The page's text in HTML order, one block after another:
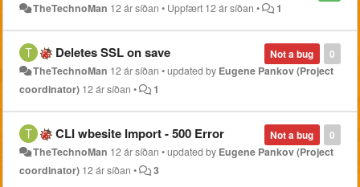
TheTechnoMan 12 ár síðan • Uppfært 12 ár síðan • 1
0
Not a bug
Deletes SSL on save
TheTechnoMan 12 ár síðan •updated by Eugene Pankov (Project
coordinator) 12 ár síðan • 1
0
Not a bug
CLI wbesite Import - 500 Error
TheTechnoMan 12 ár síðan •updated by Eugene Pankov (Project
coordinator) 12 ár síðan • 3